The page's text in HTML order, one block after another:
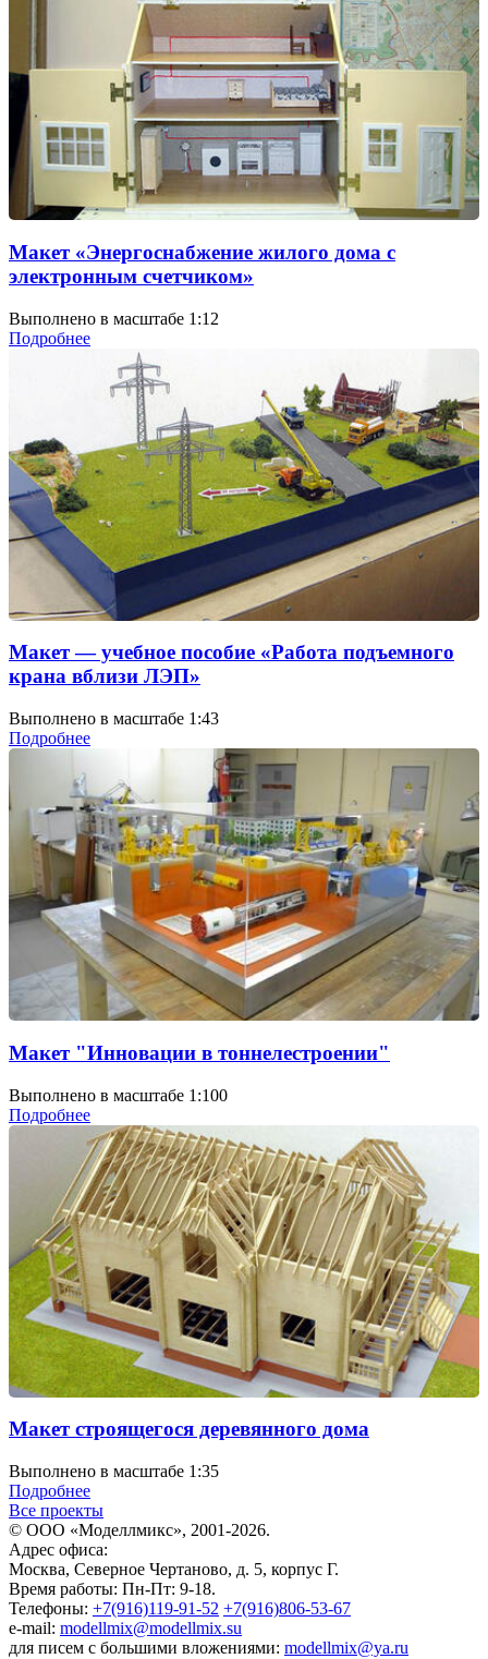
Макет «Энергоснабжение жилого дома с
электронным счетчиком»
Выполнено в масштабе 1:12
Подробнее
Макет — учебное пособие «Работа подъемного
крана вблизи ЛЭП»
Выполнено в масштабе 1:43
Подробнее
Макет "Инновации в тоннелестроении"
Выполнено в масштабе 1:100
Подробнее
Макет строящегося деревянного дома
Выполнено в масштабе 1:35
Подробнее
Все проекты
© ООО «Моделлмикс», 2001-2026.
Адрес офиса:
Москва, Северное Чертаново, д. 5, корпус Г.
Время работы: Пн-Пт: 9-18.
Телефоны: +7(916)119-91-52 +7(916)806-53-67
e-mail: modellmix@modellmix.su
для писем с большими вложениями: modellmix@ya.ru